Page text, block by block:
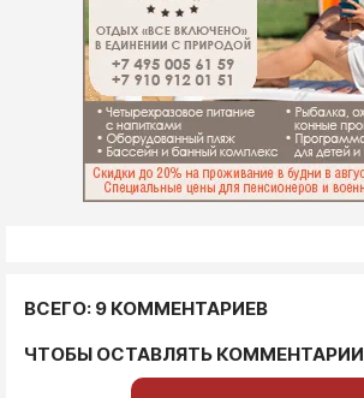
ВСЕГО: 9 КОММЕНТАРИЕВ
ЧТОБЫ ОСТАВЛЯТЬ КОММЕНТАРИИ